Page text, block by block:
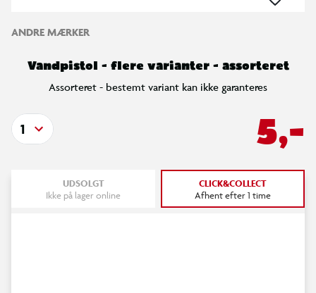
ANDRE MÆRKER
Vandpistol - flere varianter - assorteret
Assorteret - bestemt variant kan ikke garanteres
5,-
1
UDSOLGT
Ikke på lager online
CLICK&COLLECT
Afhent efter 1 time